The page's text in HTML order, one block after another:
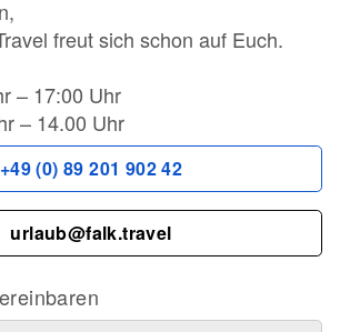
freut sich schon auf Euch.
– 17:00 Uhr
– 14.00 Uhr
+49 (0) 89 201 902 42
urlaub@falk.travel